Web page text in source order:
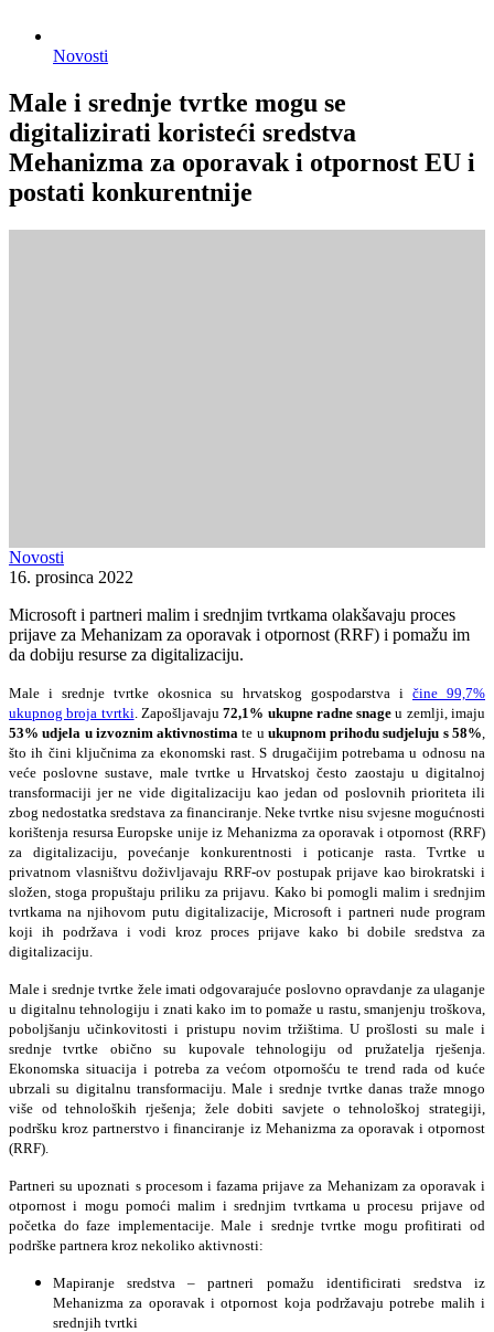
Novosti
Male i srednje tvrtke mogu se
digitalizirati koristeći sredstva
Mehanizma za oporavak i otpornost EU i
postati konkurentnije
Novosti
16. prosinca 2022
Microsoft i partneri malim i srednjim tvrtkama olakšavaju proces
prijave za Mehanizam za oporavak i otpornost (RRF) i pomažu im
da dobiju resurse za digitalizaciju.
Male i srednje tvrtke okosnica su hrvatskog gospodarstva i čine 99,7%
ukupnog broja tvrtki . Zapošljavaju72,1% ukupne radne snage u zemlji, imaju
53% udjela u izvoznim aktivnostima te u ukupnom prihodu sudjeluju s 58%
što ih čini ključnima za ekonomski rast. S drugačijim potrebama u odnosu na
veće poslovne sustave, male tvrtke u Hrvatskoj često zaostaju u digitalnoj
transformaciji jer ne vide digitalizaciju kao jedan od poslovnih prioriteta ili
zbog nedostatka sredstava za financiranje. Neke tvrtke nisu svjesne mogućnosti
korištenja resursa Europske unije iz Mehanizma za oporavak i otpornost (RRF)
za digitalizaciju, povećanje konkurentnosti i poticanje rasta. Tvrtke u
privatnom vlasništvu doživljavaju RRF-ov postupak prijave kao birokratski i
složen, stoga propuštaju priliku za prijavu. Kako bi pomogli malim i srednjim
tvrtkama na njihovom putu digitalizacije, Microsoft i partneri nude program
koji ih podržava i vodi kroz proces prijave kako bi dobile sredstva za
digitalizaciju.
Male i srednje tvrtke žele imati odgovarajuće poslovno opravdanje za ulaganje
u digitalnu tehnologiju i znati kako im to pomaže u rastu, smanjenju troškova,
poboljšanju učinkovitosti i pristupu novim tržištima. U prošlosti su male i
srednje tvrtke obično su kupovale tehnologiju od pružatelja rješenja.
Ekonomska situacija i potreba za većom otpornošću te trend rada od kuće
ubrzali su digitalnu transformaciju. Male i srednje tvrtke danas traže mnogo
više od tehnoloških rješenja; žele dobiti savjete o tehnološkoj strategiji,
podršku kroz partnerstvo i financiranje iz Mehanizma za oporavak i otpornost
(RRF).
Partneri su upoznati s procesom i fazama prijave za Mehanizam za oporavak i
otpornost i mogu pomoći malim i srednjim tvrtkama u procesu prijave od
početka do faze implementacije. Male i srednje tvrtke mogu profitirati od
podrške partnera kroz nekoliko aktivnosti:
Mapiranje sredstva – partneri pomažu identificirati sredstva iz
Mehanizma za oporavak i otpornost koja podržavaju potrebe malih i
srednjih tvrtki